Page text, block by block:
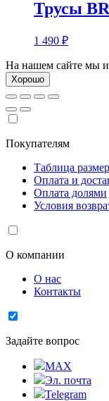
Трусы
1 490 ₽
На нашем сайте мы
Хорошо
Покупателям
Таблица
Оплата и
Оплата долями
Условия
О компании
О нас
Контакты
Задайте вопрос
MAX
Эл. почта
Telegram